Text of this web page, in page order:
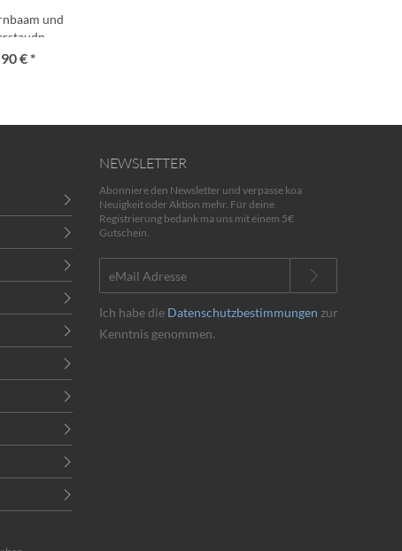
und
€ *
NEWSLETTER
Abonniere den Newsletter und verpasse koa
Neuigkeit oder Aktion mehr. Für deine
Registrierung bedank ma uns mit einem 5€
Gutschein.
Ich habe die Datenschutzbestimmungen zur
Kenntnis genommen.